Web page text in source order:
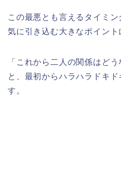
この最悪とも言えるタイミ
気に引き込む大きなポイント
「これから二人の関係はど
と、最初からハラハラドキ
す。